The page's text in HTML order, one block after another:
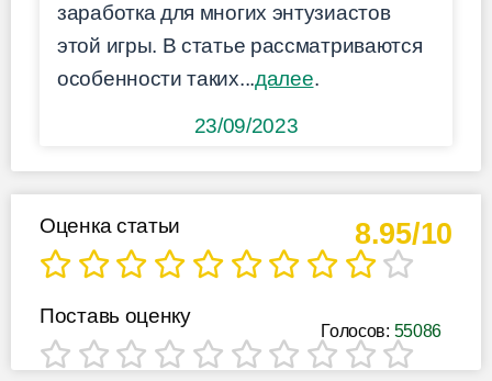
заработка для многих энтузиастов
этой игры. В статье рассматриваются
особенности таких...далее.
23/09/2023
8.95/10
Оценка статьи
Голосов: 55086
Поставь оценку